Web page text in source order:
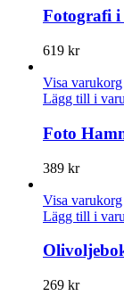
Fotografi i
619 kr
Visa varukorg
Lägg till i
Foto
389 kr
Visa varukorg
Lägg till i
269 kr